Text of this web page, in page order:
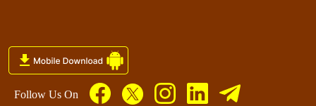
Follow Us On